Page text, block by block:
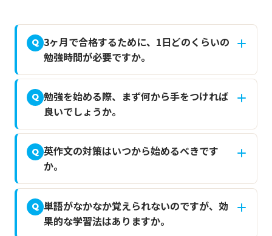
Q 3ヶ月で合格するために、1日どのくらいの
勉強時間が必要ですか。
Q 勉強を始める際、まず何から手をつければ
良いでしょうか。
Q 英作文の対策はいつから始めるべきです
か。
Q 単語がなかなか覚えられないのですが、効
果的な学習法はありますか。